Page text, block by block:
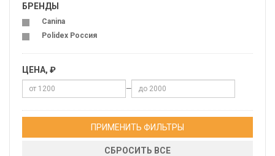
БРЕНДЫ
Canina
Polidex Россия
ЦЕНА, ₽
—
ПРИМЕНИТЬ ФИЛЬТРЫ
СБРОСИТЬ ВСЕ